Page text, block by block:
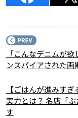
「こんなデニムが
ンスパイアされた画
【ごはんが進みす
実力とは？ 名店「
す